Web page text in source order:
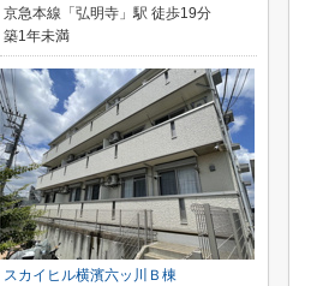
京急本線「弘明寺」駅 徒歩19分
築1年未満
スカイヒル横濱六ッ川Ｂ棟